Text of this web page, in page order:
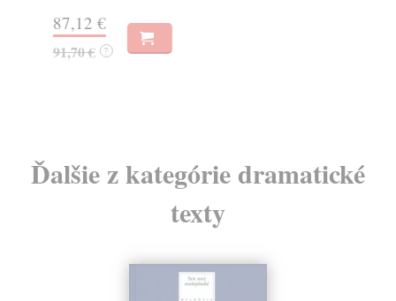
87,12 €
91,70 € ?
Ďalšie z kategórie dramatické
texty